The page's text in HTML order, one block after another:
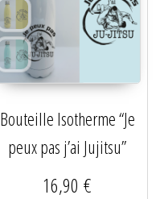
Bouteille Isotherme “Je
peux pas j’ai Jujitsu”
16,90€